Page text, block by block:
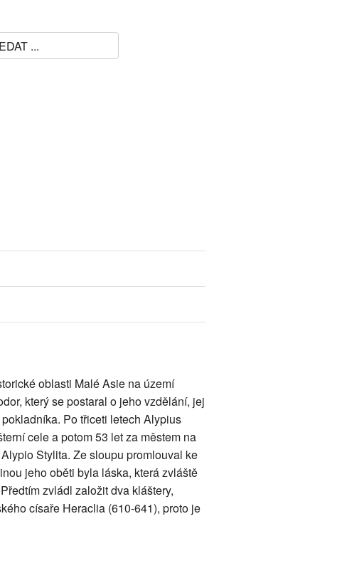
oblasti Malé Asie na území
který se postaral o jeho vzdělání, jej
Po třiceti letech Alypius
cele a potom 53 let za městem na
Stylita. Ze sloupu promlouval ke
jeho oběti byla láska, která zvláště
zvládl založit dva kláštery,
císaře Heraclia (610-641), proto je